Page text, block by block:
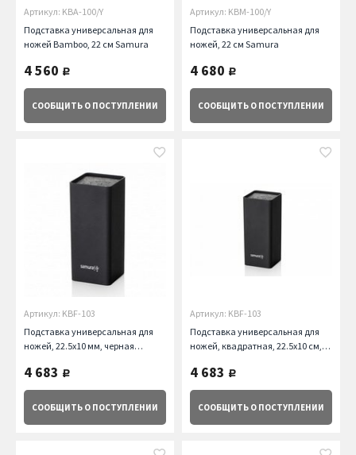
Артикул: KBA-100/Y
Подставка универсальная для
ножей Bamboo, 22 см Samura
4 560 руб.
СООБЩИТЬ О ПОСТУПЛЕНИИ
Артикул: KBM-100/Y
Подставка универсальная для
ножей, 22 см Samura
4 680 руб.
СООБЩИТЬ О ПОСТУПЛЕНИИ
Артикул: KBF-103
Подставка универсальная для
ножей, 22.5х10 мм, черная
4 683 руб.
СООБЩИТЬ О ПОСТУПЛЕНИИ
Артикул: KBF-103
Подставка универсальная для
ножей, квадратная, 22.5х10 см,
4 683 руб.
СООБЩИТЬ О ПОСТУПЛЕНИИ